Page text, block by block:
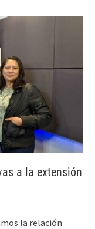
a la extensión
la relación